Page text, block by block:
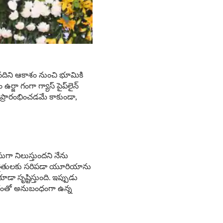
ఆకాశం నుంచి భూమికి
ఉర్జా గంగా గ్యాస్ పైప్‌లైన్
కాకుండా,
నిలుస్తుందని నేను
సరిపడా యూరియాను
ఇప్పుడు
అనుబంధంగా ఉన్న